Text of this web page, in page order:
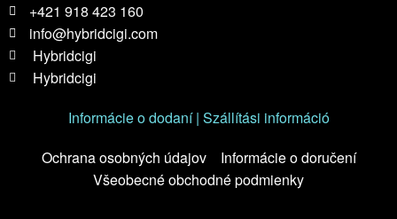
+421 918 423 160
info@hybridcigi.com
Hybridcigi
Hybridcigi
Informácie o dodaní | Szállítási információ
Ochrana osobných údajov
Informácie o doručení
Všeobecné obchodné podmienky